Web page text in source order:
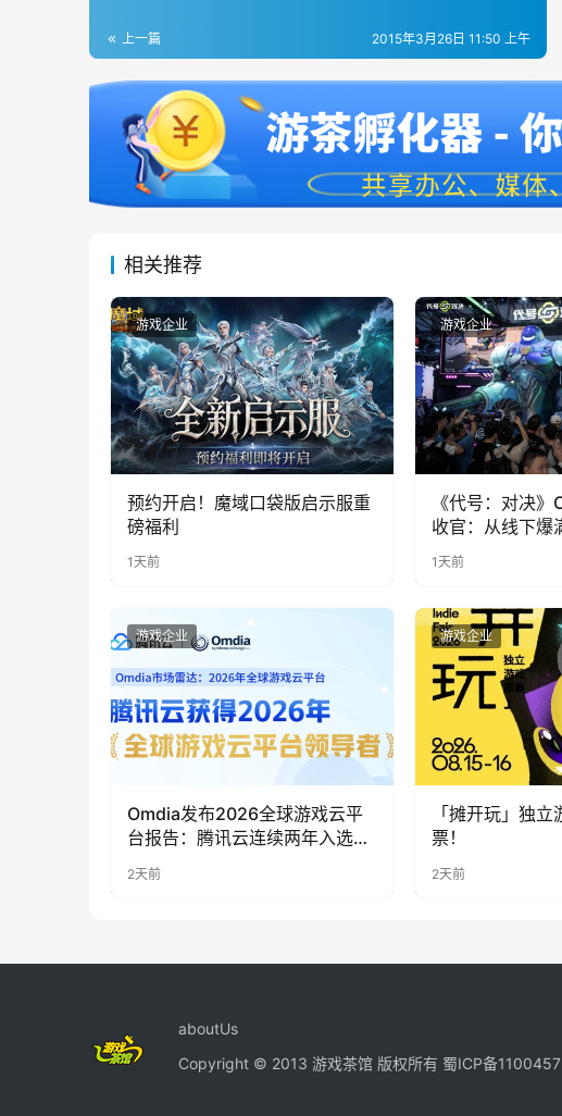
上一篇 2015年3月26日 11:50 上午
相关推荐
游戏企业
预约开启！魔域口袋版启示服重
磅福利
1天前
游戏企业
《代号：对决
收官：从线下爆
实期待
1天前
游戏企业
Omdia发布2026全球游戏云平
台报告：腾讯云连续两年入选
2天前
游戏企业
「摊开玩」独
票！
2天前
aboutUs
Copyright © 2013 游戏茶馆 版权所有 蜀ICP备